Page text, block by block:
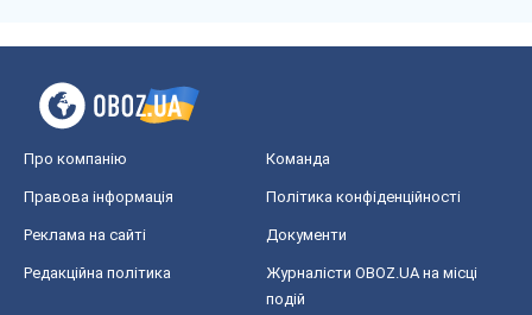
Про компанію Команда
Правова інформація Політика конфіденційності
Реклама на сайті Документи
Редакційна політика
Журналісти OBOZ.UA на місці
подій